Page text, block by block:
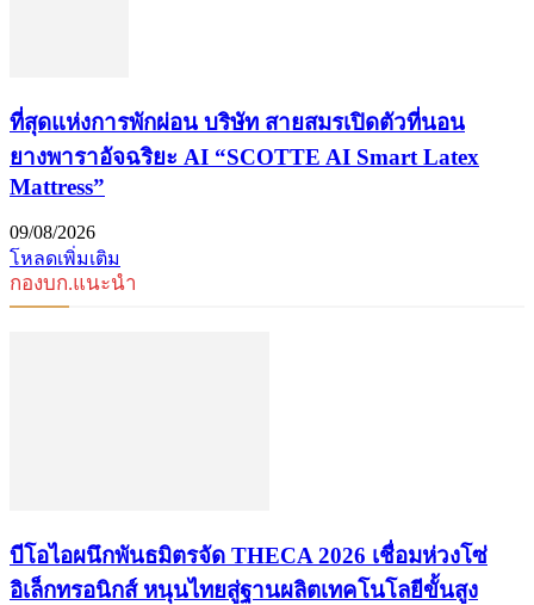
ที่สุดแห่งการพักผ่อน บริษัท สายสมรเปิดตัวที่นอน
ยางพาราอัจฉริยะ AI “SCOTTE AI Smart Latex
Mattress”
09/08/2026
โหลดเพิ่มเติม
กองบก.แนะนำ
บีโอไอผนึกพันธมิตรจัด THECA 2026 เชื่อมห่วงโซ่
อิเล็กทรอนิกส์ หนุนไทยสู่ฐานผลิตเทคโนโลยีขั้นสูง